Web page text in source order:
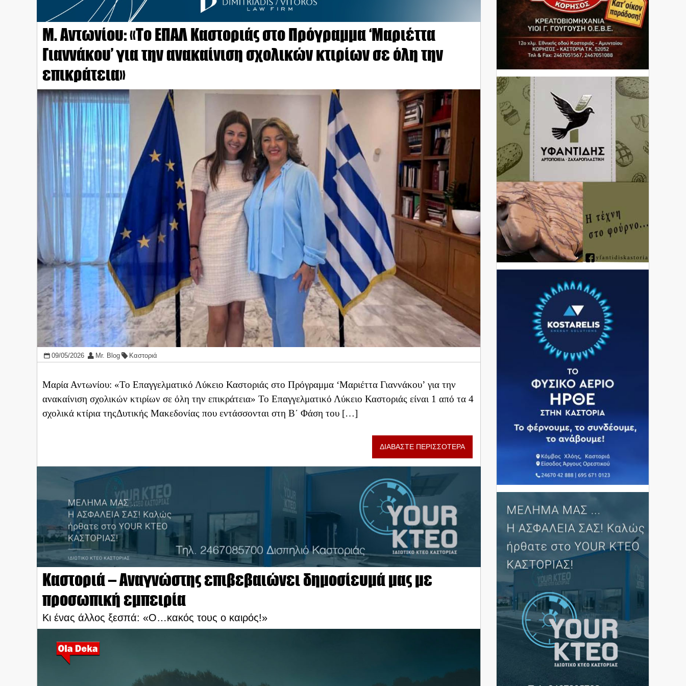
Μ. Αντωνίου: «Το ΕΠΑΛ Καστοριάς στο Πρόγραμμα ‘Μαριέττα
Γιαννάκου’ για την ανακαίνιση σχολικών κτιρίων σε όλη την
επικράτεια»
09/05/2026 Mr. Blog Καστοριά
Μαρία Αντωνίου: «Το Επαγγελματικό Λύκειο Καστοριάς στο Πρόγραμμα ‘Μαριέττα Γιαννάκου’ για την
ανακαίνιση σχολικών κτιρίων σε όλη την επικράτεια» ​Το Επαγγελματικό Λύκειο Καστοριάς είναι 1 από τα 4
σχολικά κτίρια τηςΔυτικής Μακεδονίας που εντάσσονται στη Β΄ Φάση του […]
ΔΙΑΒΑΣΤΕ ΠΕΡΙΣΣΟΤΕΡΑ
Καστοριά – Αναγνώστης επιβεβαιώνει δημοσίευμά μας με
προσωπική εμπειρία
Κι ένας άλλος ξεσπά: «Ο…κακός τους ο καιρός!»